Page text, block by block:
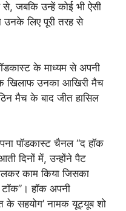
जबकि उन्हें कोई भी ऐसी
उनके लिए पूरी तरह से
के माध्यम से अपनी
के खिलाफ उनका आखिरी मैच
मैच के बाद जीत हासिल
पॉडकास्ट चैनल “द हॉक
दिनों में, उन्होंने पैट
काम किया जिसका
टॉक”। हॉक अपनी
के सहयोग’ नामक यूट्यूब शो